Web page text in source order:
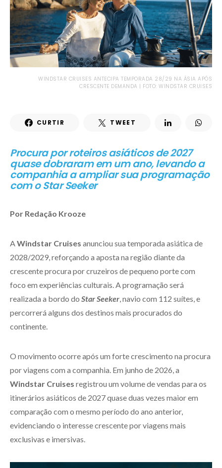
WINDSTAR CRUISES ANTECIPA TEMPORADA 28/29 NA ÁSIA APÓS
CRESCENTE DEMANDA | FOTO: WINDSTAR CRUISES
CURTIR TWEET
Procura por roteiros asiáticos de 2027
quase dobraram em um ano, levando a
companhia a ampliar sua programação
com o Star Seeker
Por Redação Krooze
A Windstar Cruises anunciou sua temporada asiática de
2028/2029, reforçando a aposta na região diante da
crescente procura por cruzeiros de pequeno porte com
foco em experiências culturais. A programação será
realizada a bordo do Star Seeker , navio com 112 suítes, e
percorrerá alguns dos destinos mais procurados do
continente.
O movimento ocorre após um forte crescimento na procura
por viagens com a companhia. Em junho de 2026, a
Windstar Cruises registrou um volume de vendas para os
itinerários asiáticos de 2027 quase duas vezes maior em
comparação com o mesmo período do ano anterior,
evidenciando o interesse crescente por viagens mais
exclusivas e imersivas.